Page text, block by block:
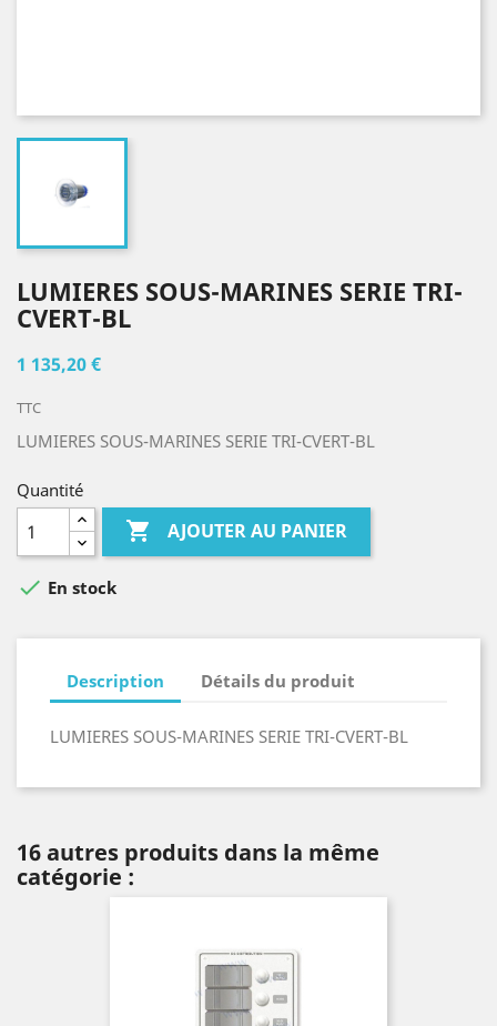
LUMIERES SOUS-MARINES SERIE TRI-
CVERT-BL
1 135,20 €
TTC
LUMIERES SOUS-MARINES SERIE TRI-CVERT-BL
Quantité
 AJOUTER AU PANIER
 En stock
Description Détails du produit
LUMIERES SOUS-MARINES SERIE TRI-CVERT-BL
16 autres produits dans la même
catégorie :